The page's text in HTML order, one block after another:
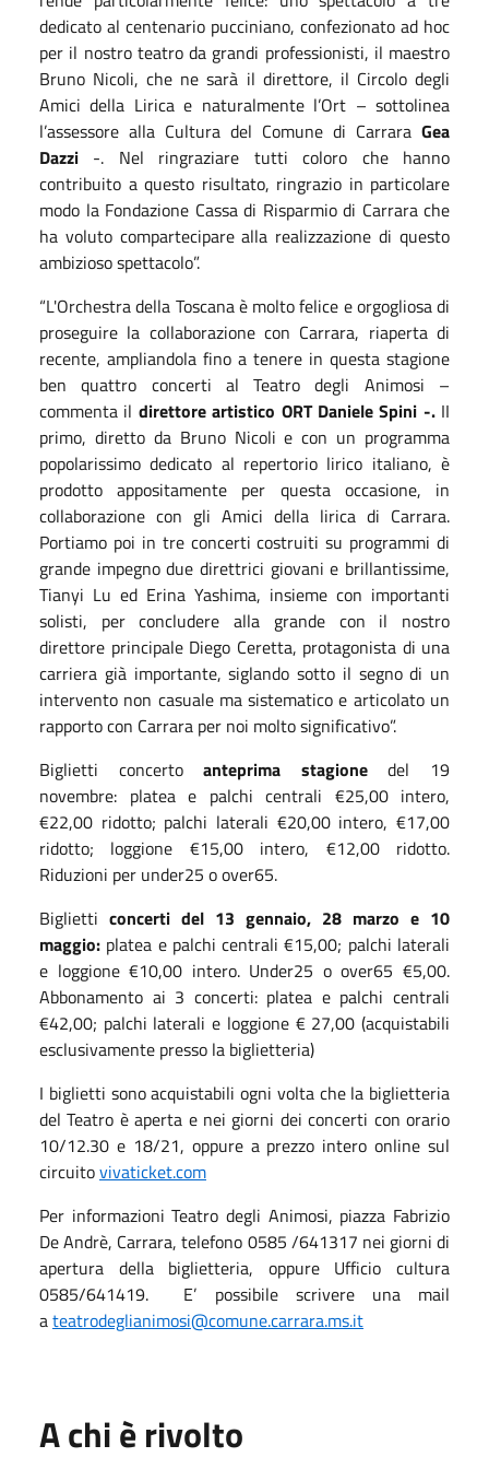
dedicato al centenario pucciniano, confezionato ad hoc
per il nostro teatro da grandi professionisti, il maestro
Bruno Nicoli, che ne sarà il direttore, il Circolo degli
Amici della Lirica e naturalmente l’Ort – sottolinea
l’assessore alla Cultura del Comune di Carrara Gea
Dazzi -. Nel ringraziare tutti coloro che hanno
contribuito a questo risultato, ringrazio in particolare
modo la Fondazione Cassa di Risparmio di Carrara che
ha voluto compartecipare alla realizzazione di questo
ambizioso spettacolo”.
“L'Orchestra della Toscana è molto felice e orgogliosa di
proseguire la collaborazione con Carrara, riaperta di
recente, ampliandola fino a tenere in questa stagione
ben quattro concerti al Teatro degli Animosi –
commenta il direttore artistico ORT Daniele Spini -.II
primo, diretto da Bruno Nicoli e con un programma
popolarissimo dedicato al repertorio lirico italiano, è
prodotto appositamente per questa occasione, in
collaborazione con gli Amici della lirica di Carrara.
Portiamo poi in tre concerti costruiti su programmi di
grande impegno due direttrici giovani e brillantissime,
Tianyi Lu ed Erina Yashima, insieme con importanti
solisti, per concludere alla grande con il nostro
direttore principale Diego Ceretta, protagonista di una
carriera già importante, siglando sotto il segno di un
intervento non casuale ma sistematico e articolato un
rapporto con Carrara per noi molto significativo”.
Biglietti concertoanteprima stagionedel 19
novembre: platea e palchi centrali €25,00 intero,
€22,00 ridotto; palchi laterali €20,00 intero, €17,00
ridotto; loggione €15,00 intero, €12,00 ridotto.
Riduzioni per under25 o over65.
Biglietti concerti del 13 gennaio, 28 marzo e 10
maggio: platea e palchi centrali €15,00; palchi laterali
e loggione €10,00 intero. Under25 o over65 €5,00.
Abbonamento ai 3 concerti: platea e palchi centrali
€42,00; palchi laterali e loggione € 27,00 (acquistabili
esclusivamente presso la biglietteria)
I biglietti sono acquistabili ogni volta che la biglietteria
del Teatro è aperta e nei giorni dei concerti con orario
10/12.30 e 18/21, oppure a prezzo intero online sul
circuitovivaticket.com
Per informazioni Teatro degli Animosi, piazza Fabrizio
De Andrè, Carrara, telefono 0585 /641317 nei giorni di
apertura della biglietteria, oppure Ufficio cultura
0585/641419. E’ possibile scrivere una mail
ateatrodeglianimosi@comune.carrara.ms.it
A chi è rivolto